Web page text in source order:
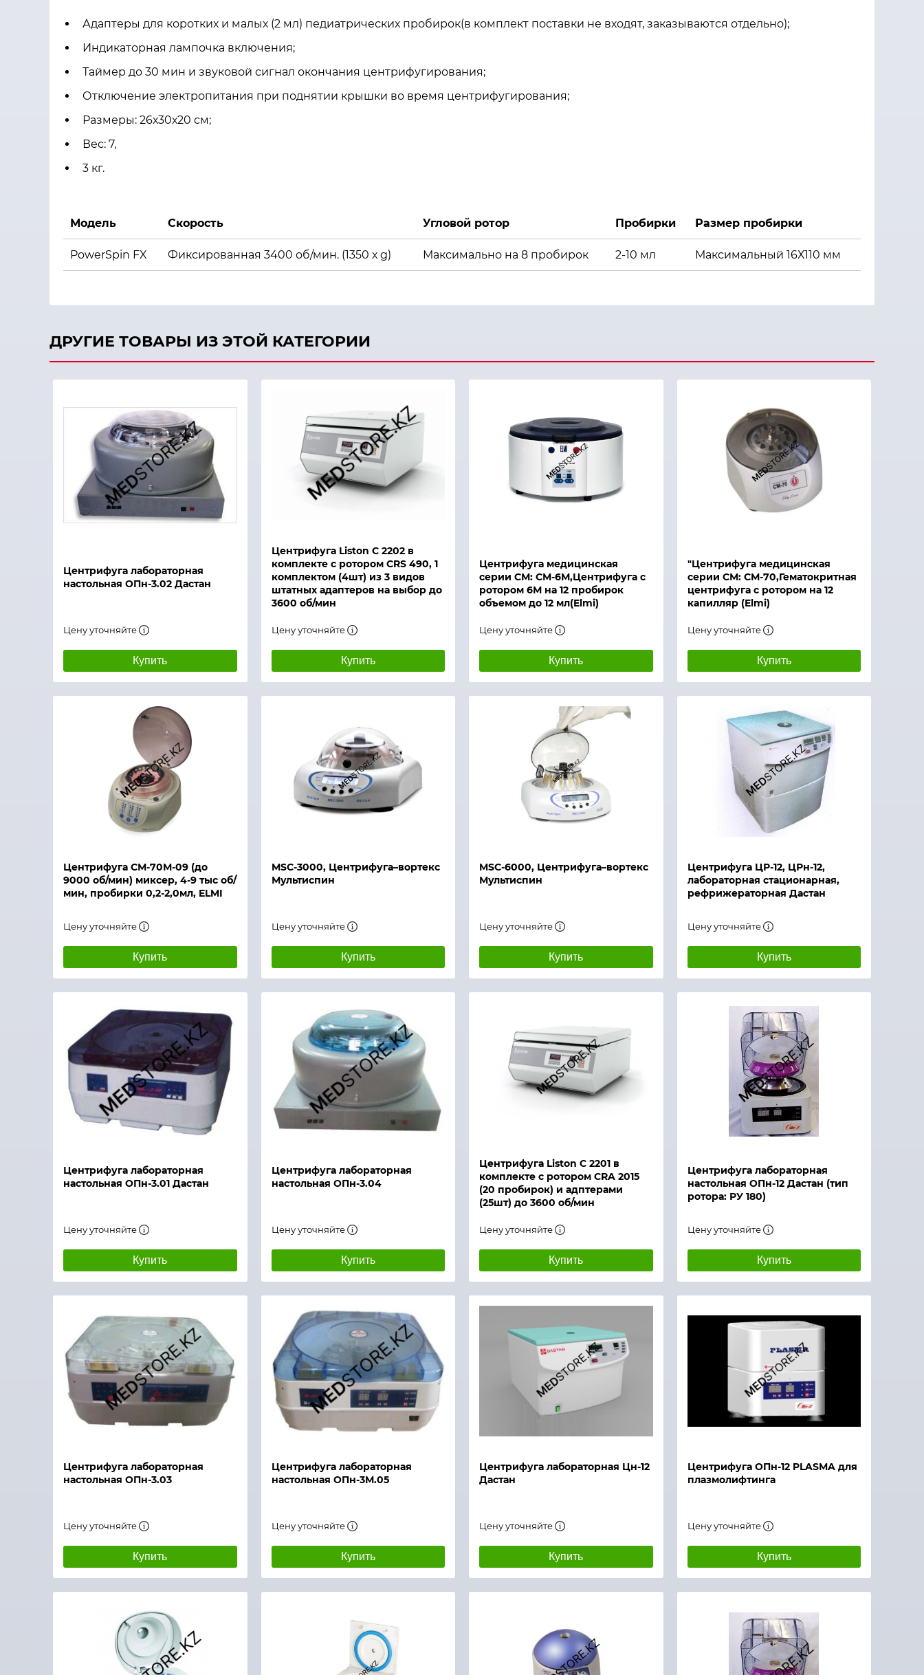
Адаптеры для коротких и малых (2 мл) педиатрических пробирок(в комплект поставки не входят, заказываются отдельно);
Индикаторная лампочка включения;
Таймер до 30 мин и звуковой сигнал окончания центрифугирования;
Отключение электропитания при поднятии крышки во время центрифугирования;
Размеры: 26х30х20 см;
Вес: 7,
3 кг.
Модель Скорость Угловой ротор Пробирки Размер пробирки
PowerSpin FX Фиксированная 3400 об/мин. (1350 х g) Максимально на 8 пробирок 2-10 мл Максимальный 16Х110 мм
ДРУГИЕ ТОВАРЫ ИЗ ЭТОЙ КАТЕГОРИИ
Центрифуга лабораторная
настольная ОПн-3.02 Дастан
Цену уточняйте
Купить
Быстрый просмотр
Центрифуга Liston C 2202 в
комплекте с ротором CRS 490, 1
комплектом (4шт) из 3 видов
штатных адаптеров на выбор до
3600 об/мин
Цену уточняйте
Купить
Центрифуга медицинская
серии СМ: СМ-6М,Центрифуга с
ротором 6М на 12 пробирок
объемом до 12 мл(Elmi)
Цену уточняйте
Купить
"Центрифуга медицинская
серии СМ: СМ-70,Гематокритная
центрифуга с ротором на 12
капилляр (Elmi)
Цену уточняйте
Купить
Центрифуга СМ-70М-09 (до
9000 об/мин) миксер, 4-9 тыс об/
мин, пробирки 0,2-2,0мл, ELMI
Цену уточняйте
Купить
Быстрый просмотр
MSC-3000, Центрифуга–вортекс
Мультиспин
Цену уточняйте
Купить
MSC-6000, Центрифуга–вортекс
Мультиспин
Цену уточняйте
Купить
Центрифуга ЦР-12, ЦРн-12,
лабораторная стационарная,
рефрижераторная Дастан
Цену уточняйте
Купить
Центрифуга лабораторная
настольная ОПн-3.01 Дастан
Цену уточняйте
Купить
Центрифуга лабораторная
настольная ОПн-3.04
Цену уточняйте
Купить
Быстрый просмотр
Центрифуга Liston C 2201 в
комплекте с ротором CRA 2015
(20 пробирок) и адптерами
(25шт) до 3600 об/мин
Цену уточняйте
Купить
Центрифуга лабораторная
настольная ОПн-12 Дастан (тип
ротора: РУ 180)
Цену уточняйте
Купить
Центрифуга лабораторная
настольная ОПн-3.03
Цену уточняйте
Купить
Центрифуга лабораторная
настольная ОПн-3М.05
Цену уточняйте
Купить
Быстрый просмотр
Центрифуга лабораторная Цн-12
Дастан
Цену уточняйте
Купить
Быстрый просмотр
Центрифуга ОПн-12 PLASMA для
плазмолифтинга
Цену уточняйте
Купить